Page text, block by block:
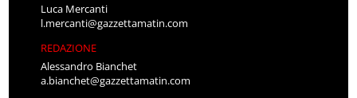
Luca Mercanti
l.mercanti@gazzettamatin.com
REDAZIONE
Alessandro Bianchet
a.bianchet@gazzettamatin.com